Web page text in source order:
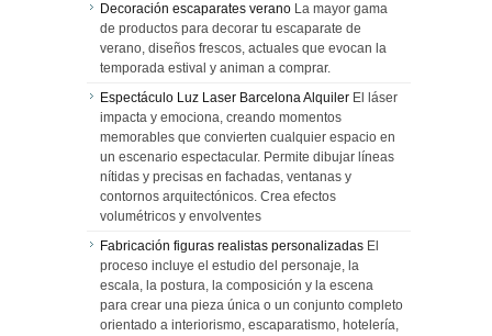
Decoración escaparates verano La mayor gama
de productos para decorar tu escaparate de
verano, diseños frescos, actuales que evocan la
temporada estival y animan a comprar.
Espectáculo Luz Laser Barcelona Alquiler El láser
impacta y emociona, creando momentos
memorables que convierten cualquier espacio en
un escenario espectacular. Permite dibujar líneas
nítidas y precisas en fachadas, ventanas y
contornos arquitectónicos. Crea efectos
volumétricos y envolventes
Fabricación figuras realistas personalizadas El
proceso incluye el estudio del personaje, la
escala, la postura, la composición y la escena
para crear una pieza única o un conjunto completo
orientado a interiorismo, escaparatismo, hotelería,